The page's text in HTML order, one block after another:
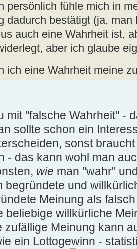
persönlich fühle mich in
dadurch bestätigt (ja, man
auch eine Wahrheit ist,
aber ich glaube
ich eine Wahrheit meine
mit "falsche Wahrheit" -
sollte schon ein
sonst
- das kann wohl man
wie man "wahr"
begründete und
Meinung als
beliebige willkürliche
zufällige Meinung kann
ein Lottogewinn -